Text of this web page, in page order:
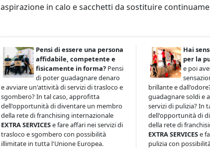
aspirazione in calo e sacchetti da sostituire
Pensi di essere una persona
affidabile, competente e
fisicamente in forma? Pensi
di poter guadagnare denaro
e avviare un'attività di servizi di trasloco e
sgombero? In tal caso, approfitta
dell'opportunità di diventare un membro
della rete di franchising internazionale
EXTRA SERVICESe fare affari nei servizi di
trasloco e sgombero con possibilità
illimitate in tutta l'Unione Europea.
Hai
per la
e poi
brillante e
guadagnare soldi e
servizi di pulizia? In
dell'opportunità di
della rete di
EXTRA SERVICESe
pulizia con